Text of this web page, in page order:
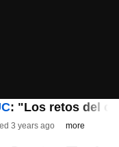
: "Los retos del
3 years ago more